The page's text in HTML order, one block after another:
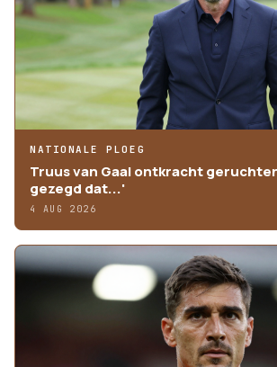
NATIONALE PLOEG
Truus van Gaal ontkracht
gezegd dat...'
4 AUG 2026